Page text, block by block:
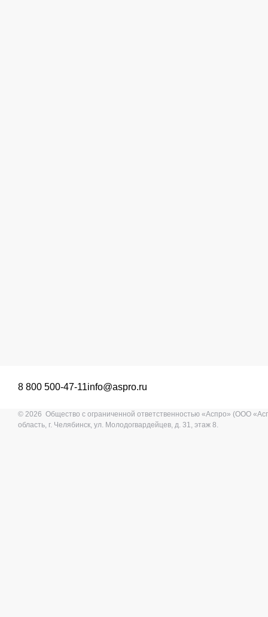
8 800 500-47-11info@aspro.ru
© 2026 Общество с ограниченной ответственностью «Аспро» (ООО
область, г. Челябинск, ул. Молодогвардейцев, д. 31, этаж 8.